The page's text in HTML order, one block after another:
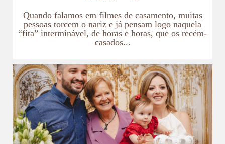
Quando falamos em filmes de casamento, muitas
pessoas torcem o nariz e já pensam logo naquela
“fita” interminável, de horas e horas, que os recém-
casados...